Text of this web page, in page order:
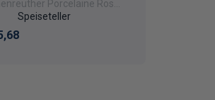
Porcelaine Rosé
Désirée Rosé Uni
Speiseteller
Preis